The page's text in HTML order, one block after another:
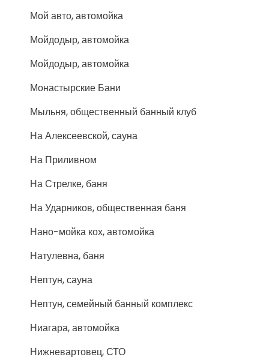
Мой авто, автомойка
Мойдодыр, автомойка
Мойдодыр, автомойка
Монастырские Бани
Мыльня, общественный банный клуб
На Алексеевской, сауна
На Приливном
На Стрелке, баня
На Ударников, общественная баня
Нано-мойка кох, автомойка
Натулевна, баня
Нептун, сауна
Нептун, семейный банный комплекс
Ниагара, автомойка
Нижневартовец, СТО